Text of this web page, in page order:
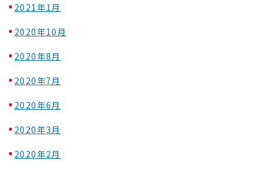
2021年1月
2020年10月
2020年8月
2020年7月
2020年6月
2020年3月
2020年2月